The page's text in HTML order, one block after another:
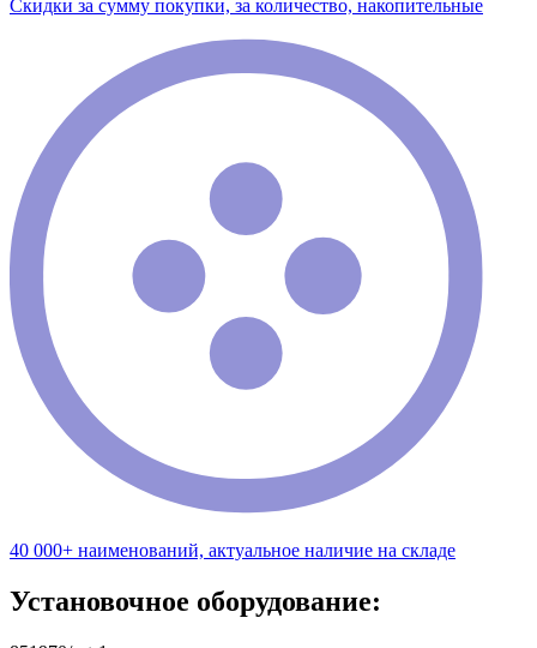
Скидки за сумму покупки, за количество, накопительные
40 000+ наименований, актуальное наличие на складе
Установочное оборудование: